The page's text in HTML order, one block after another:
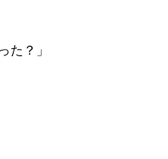
た？」